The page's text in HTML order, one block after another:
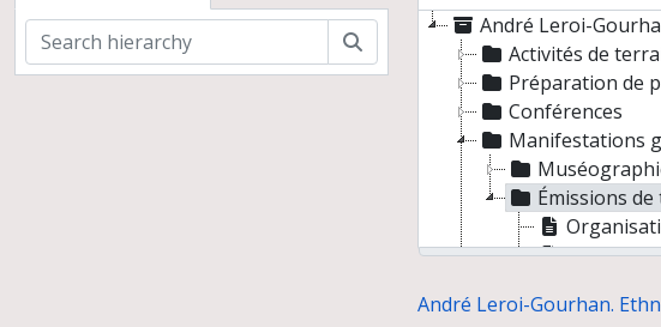
Rechercher
André Leroi-
Activités de
Préparation de
Conférences
Manifestations
Émissions
André Leroi-Gourhan.